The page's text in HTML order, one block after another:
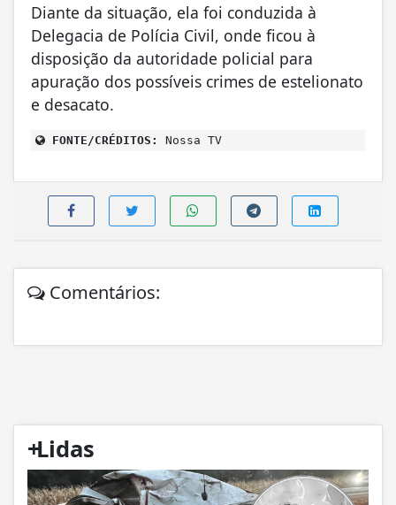
Diante da situação, ela foi conduzida à
Delegacia de Polícia Civil, onde ficou à
disposição da autoridade policial para
apuração dos possíveis crimes de estelionato
e desacato.
FONTE/CRÉDITOS: Nossa TV
Comentários:
+
Lidas